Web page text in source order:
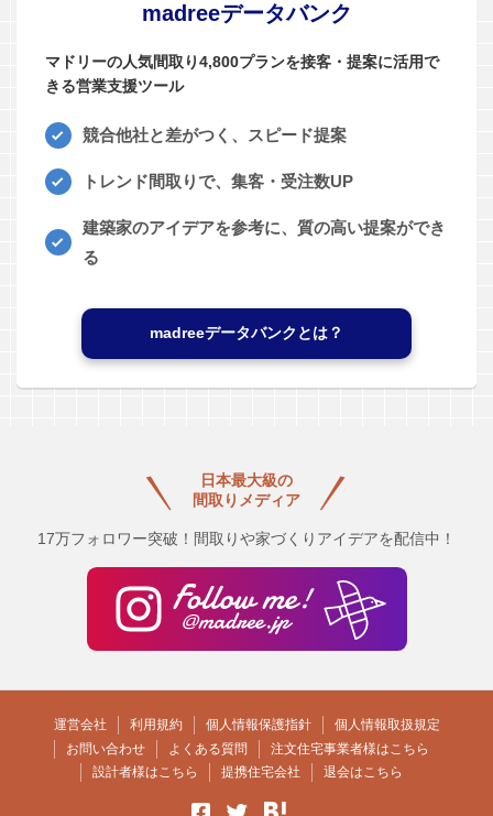
madreeデータバンク
マドリーの人気間取り4,800プランを接客・提案に活用で
きる営業支援ツール
競合他社と差がつく、スピード提案
トレンド間取りで、集客・受注数UP
建築家のアイデアを参考に、質の高い提案ができ
る
madreeデータバンクとは？
日本最大級の
間取りメディア
17万フォロワー突破！間取りや家づくりアイデアを配信中！
運営会社 利用規約 個人情報保護指針
個人情報取扱規定
お問い合わせ
よくある質問
注文住宅事業者様はこちら
設計者様はこちら
提携住宅会社 退会はこちら